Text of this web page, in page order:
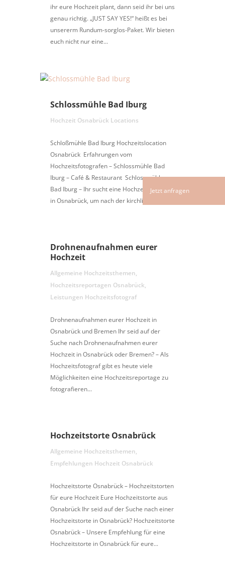
ihr eure Hochzeit plant, dann seid ihr bei uns
genau richtig. „JUST SAY YES!“ heißt es bei
unsererm Rundum-sorglos-Paket. Wir bieten
euch nicht nur eine...
Schlossmühle Bad Iburg
Hochzeit Osnabrück Locations
Schloßmühle Bad Iburg Hochzeitslocation
Osnabrück Erfahrungen vom
Hochzeitsfotografen – Schlossmühle Bad
Iburg – Café & Restaurant Schlossmühle
Bad Iburg – Ihr sucht eine Hochzeitslocation
in Osnabrück, um nach der kirchlichen...
Drohnenaufnahmen eurer
Hochzeit
Allgemeine Hochzeitsthemen,
Hochzeitsreportagen Osnabrück,
Leistungen Hochzeitsfotograf
Drohnenaufnahmen eurer Hochzeit in
Osnabrück und Bremen Ihr seid auf der
Suche nach Drohnenaufnahmen eurer
Hochzeit in Osnabrück oder Bremen? – Als
Hochzeitsfotograf gibt es heute viele
Möglichkeiten eine Hochzeitsreportage zu
fotografieren...
Hochzeitstorte Osnabrück
Allgemeine Hochzeitsthemen,
Empfehlungen Hochzeit Osnabrück
Hochzeitstorte Osnabrück – Hochzeitstorten
für eure Hochzeit Eure Hochzeitstorte aus
Osnabrück Ihr seid auf der Suche nach einer
Hochzeitstorte in Osnabrück? Hochzeitstorte
Osnabrück – Unsere Empfehlung für eine
Hochzeitstorte in Osnabrück für eure...